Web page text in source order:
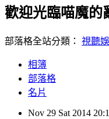
歡迎光臨喵魔的
部落格全站分類： 視聽
相簿
部落格
名片
Nov 29 Sat 2014